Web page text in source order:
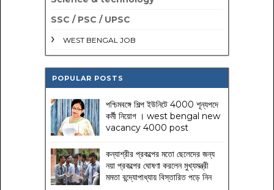
SSC / PSC / UPSC
WEST BENGAL JOB
POPULAR POSTS
পশ্চিমবঙ্গে শিল্প ইউনিটে 4000 শূন্যপদে
কর্মী নিয়োগ । west bengal new
vacancy 4000 post
কন্যাশ্রীর প্রকল্পের মতো ছেলেদের জন্য
নয়া প্রকল্পের ঘোষণা করলেন মুখ্যমন্ত্রী
মমতা বন্দ্যোপাধ্যায় বিস্তারিত পড়ে নিন